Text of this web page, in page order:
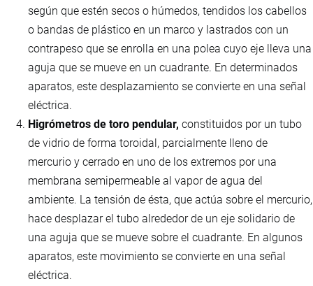
según que estén secos o húmedos, tendidos los cabellos
o bandas de plástico en un marco y lastrados con un
contrapeso que se enrolla en una polea cuyo eje lleva una
aguja que se mueve en un cuadrante. En determinados
aparatos, este desplazamiento se convierte en una señal
eléctrica.
Higrómetros de toro pendular, constituidos por un tubo
de vidrio de forma toroidal, parcialmente lleno de
mercurio y cerrado en uno de los extremos por una
membrana semipermeable al vapor de agua del
ambiente. La tensión de ésta, que actúa sobre el mercurio,
hace desplazar el tubo alrededor de un eje solidario de
una aguja que se mueve sobre el cuadrante. En algunos
aparatos, este movimiento se convierte en una señal
eléctrica.